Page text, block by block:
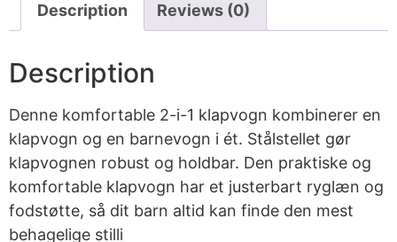
Description Reviews (0)
Description
Denne komfortable 2-i-1 klapvogn kombinerer en
klapvogn og en barnevogn i ét. Stålstellet gør
klapvognen robust og holdbar. Den praktiske og
komfortable klapvogn har et justerbart ryglæn og
fodstøtte, så dit barn altid kan finde den mest
behagelige stilli